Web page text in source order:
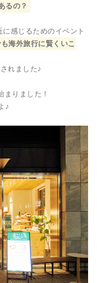
るの？
感じるためのイベント
海外旅行に賢くいこ
れました♪
りました！
♪